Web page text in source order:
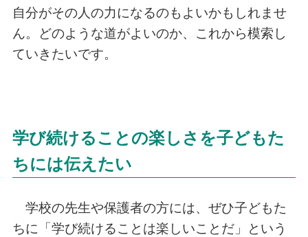
自分がその人の力になるのもよいかもしれませ
ん。どのような道がよいのか、これから模索し
ていきたいです。
学び続けることの楽しさを子どもた
ちには伝えたい
学校の先生や保護者の方には、ぜひ子どもた
ちに「学び続けることは楽しいことだ」という